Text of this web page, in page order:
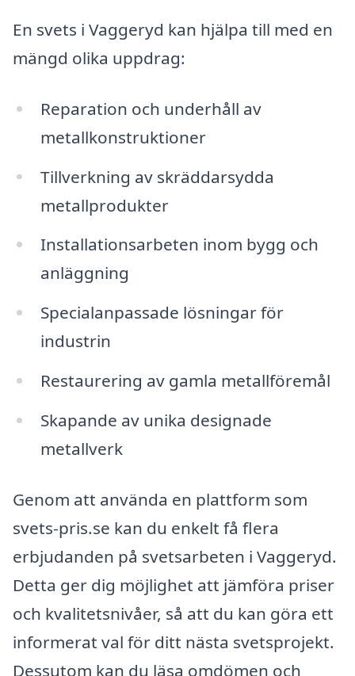
En svets i Vaggeryd kan hjälpa till med en
mängd olika uppdrag:
Reparation och underhåll av
metallkonstruktioner
Tillverkning av skräddarsydda
metallprodukter
Installationsarbeten inom bygg och
anläggning
Specialanpassade lösningar för
industrin
Restaurering av gamla metallföremål
Skapande av unika designade
metallverk
Genom att använda en plattform som
svets-pris.se kan du enkelt få flera
erbjudanden på svetsarbeten i Vaggeryd.
Detta ger dig möjlighet att jämföra priser
och kvalitetsnivåer, så att du kan göra ett
informerat val för ditt nästa svetsprojekt.
Dessutom kan du läsa omdömen och